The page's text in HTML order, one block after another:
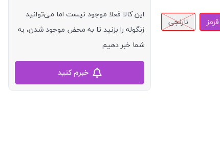
قرمز
نارنجی
این کالا فعلا موجود نیست اما می‌توانید
زنگوله را بزنید تا به محض موجود شدن، به
شما خبر دهیم
خبرم کنید